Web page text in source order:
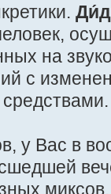
на
с
у Вас в